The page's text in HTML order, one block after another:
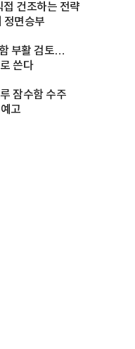
건조하는 전략
면승부
부활 검토…
쓴다
잠수함 수주
고